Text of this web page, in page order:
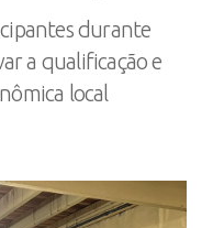
durante
a qualificação e
local